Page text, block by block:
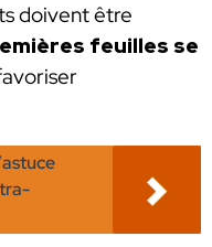
doivent être
feuilles se